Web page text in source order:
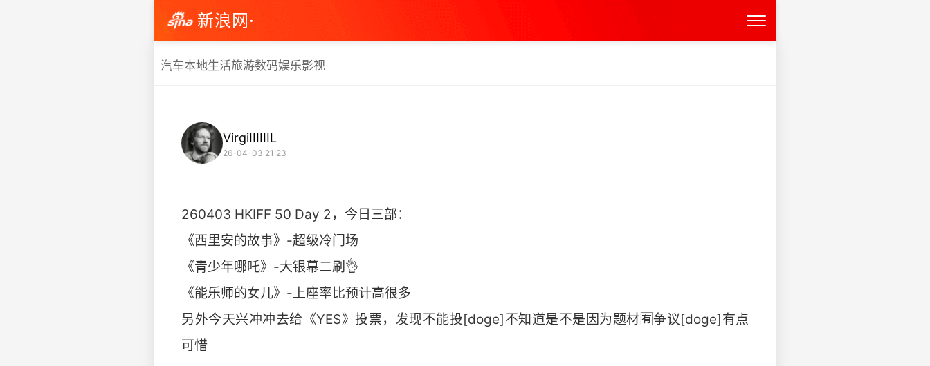
新浪网·
汽车本地生活旅游数码娱乐影视
VirgiIIIIIIL
26-04-03 21:23
260403 HKIFF 50 Day 2，今日三部：
《西里安的故事》-超级冷门场
《青少年哪吒》-大银幕二刷👌
《能乐师的女儿》-上座率比预计高很多
另外今天兴冲冲去给《YES》投票，发现不能投[doge]不知道是不是因为题材🈶争议[doge]有点
可惜 ​